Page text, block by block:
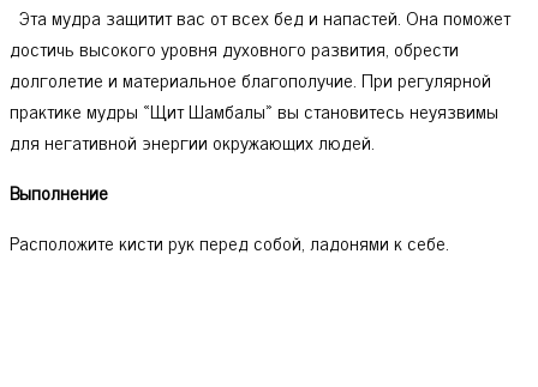
Эта мудра защитит вас от всех бед и напастей. Она поможет
достичь высокого уровня духовного развития, обрести
долголетие и материальное благополучие. При регулярной
практике мудры «Щит Шамбалы» вы становитесь неуязвимы
для негативной энергии окружающих людей.
Выполнение
Расположите кисти рук перед собой, ладонями к себе.